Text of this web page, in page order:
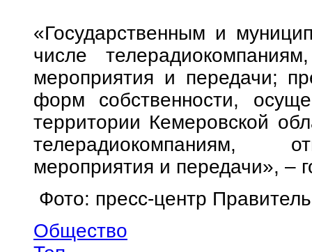
«Государственным и
числе
мероприятия и передачи;
форм собственности,
территории Кемеровской
телерадиокомпаниям,
мероприятия и передачи», –
Фото: пресс-центр
Общество